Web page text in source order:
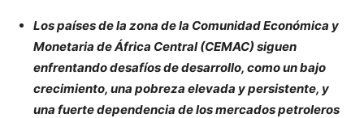
Los países de la zona de la Comunidad Económica y
Monetaria de África Central (CEMAC) siguen
enfrentando desafíos de desarrollo, como un bajo
crecimiento, una pobreza elevada y persistente, y
una fuerte dependencia de los mercados petroleros